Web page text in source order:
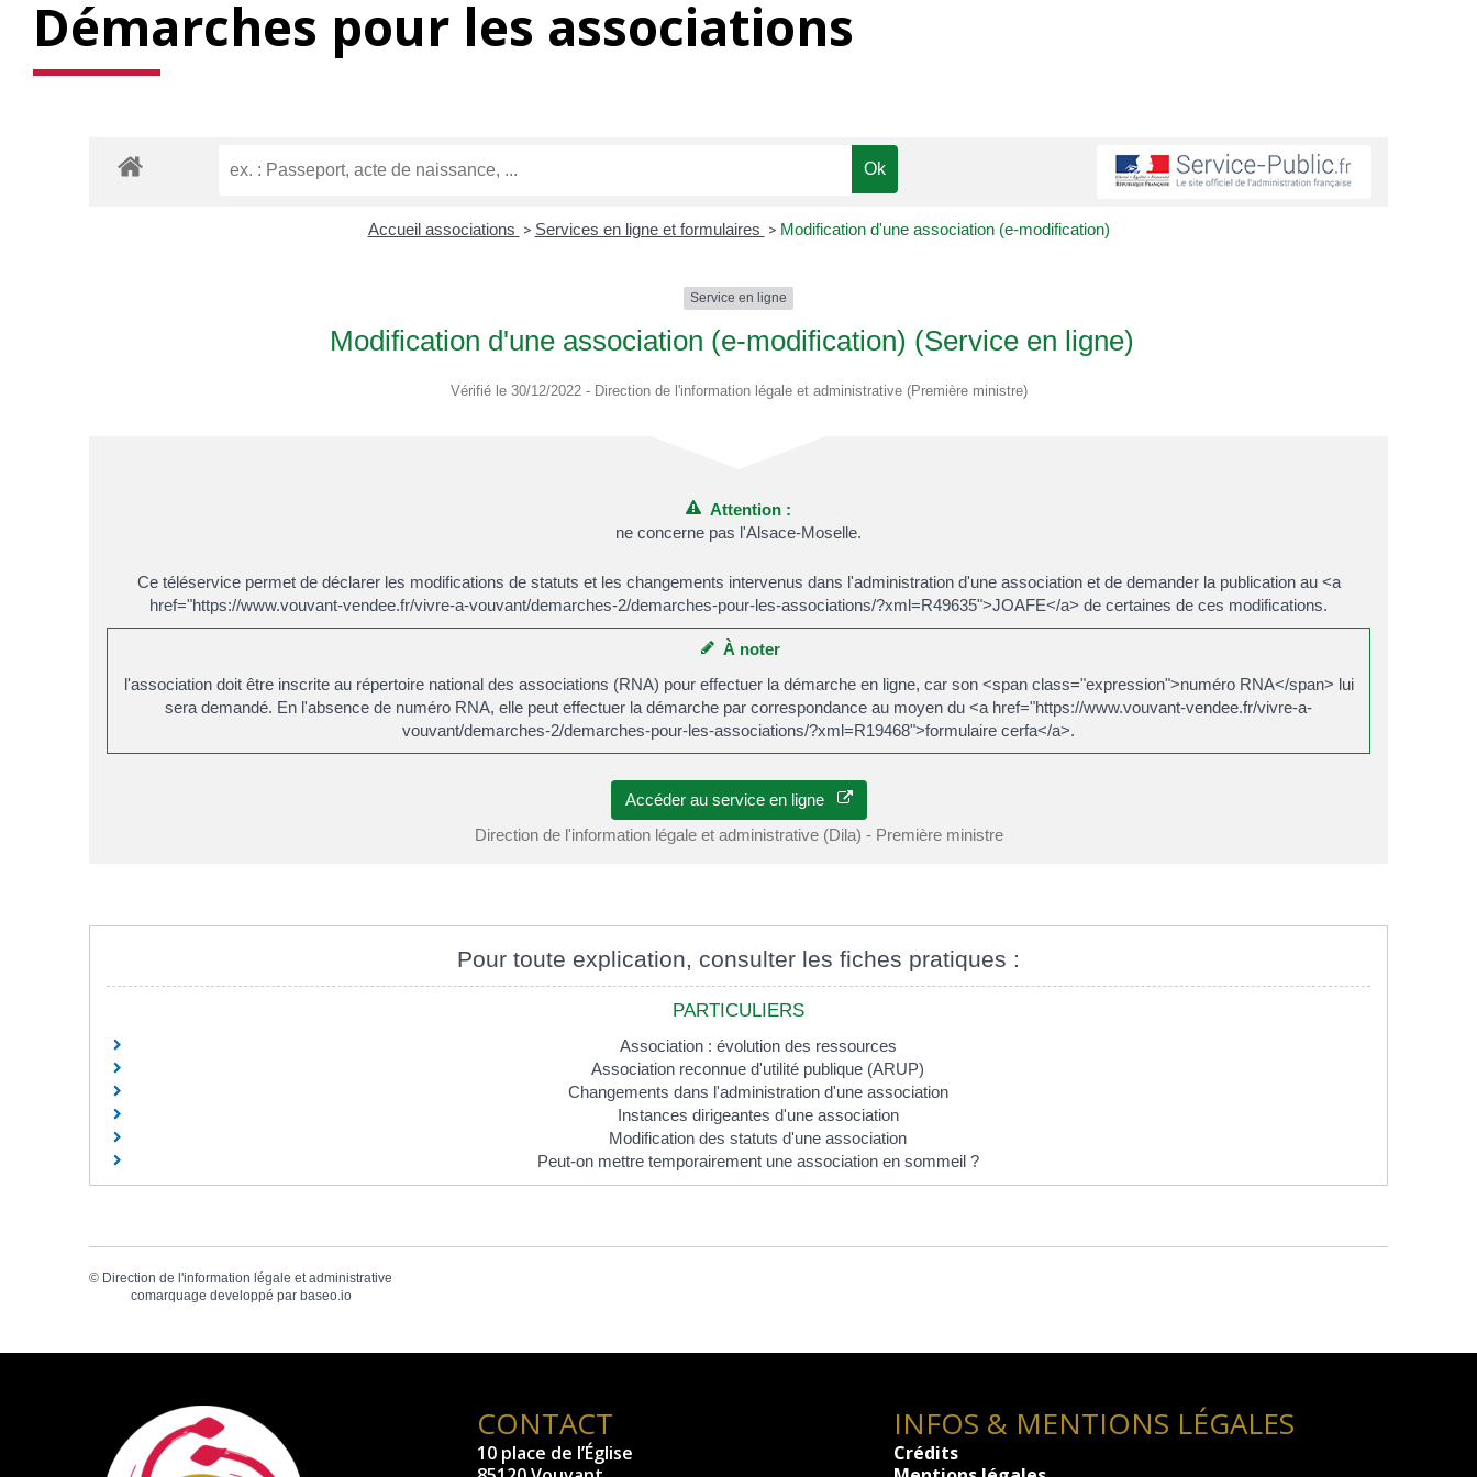
Démarches pour les associations
Accueil associations > Services en ligne et formulaires > Modification d'une association (e-modification)
Service en ligne
Modification d'une association (e-modification) (Service en ligne)
Vérifié le 30/12/2022 - Direction de l'information légale et administrative (Première ministre)
Attention :
ne concerne pas l'Alsace-Moselle.
Ce téléservice permet de déclarer les modifications de statuts et les changements intervenus dans l'administration d'une association et de demander la publication au <a
href="https://www.vouvant-vendee.fr/vivre-a-vouvant/demarches-2/demarches-pour-les-associations/?xml=R49635">JOAFE</a> de certaines de ces modifications.
À noter
l'association doit être inscrite au répertoire national des associations (RNA) pour effectuer la démarche en ligne, car son <span class="expression">numéro RNA</span> lui
sera demandé. En l'absence de numéro RNA, elle peut effectuer la démarche par correspondance au moyen du <a href="https://www.vouvant-vendee.fr/vivre-a-
vouvant/demarches-2/demarches-pour-les-associations/?xml=R19468">formulaire cerfa</a>.
Accéder au service en ligne
Direction de l'information légale et administrative (Dila) - Première ministre
Pour toute explication, consulter les fiches pratiques :
PARTICULIERS
Association : évolution des ressources
Association reconnue d'utilité publique (ARUP)
Changements dans l'administration d'une association
Instances dirigeantes d'une association
Modification des statuts d'une association
Peut-on mettre temporairement une association en sommeil ?
© Direction de l'information légale et administrative
comarquage developpé par baseo.io
CONTACT
10 place de l’Église
INFOS & MENTIONS LÉGALES
Crédits